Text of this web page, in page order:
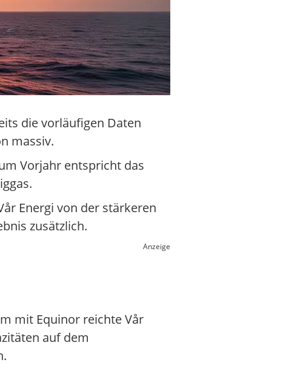
die vorläufigen Daten
massiv.
Vorjahr entspricht das
Energi von der stärkeren
zusätzlich.
Anzeige
mit Equinor reichte Vår
auf dem